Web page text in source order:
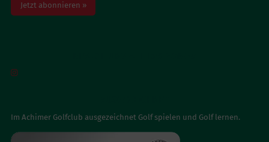
Jetzt abonnieren »

Im Achimer Golfclub ausgezeichnet Golf spielen und Golf lernen.